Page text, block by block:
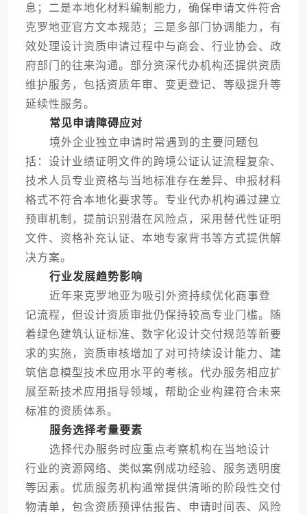
息；二是本地化材料编制能力，确保申请文件符合
克罗地亚官方文本规范；三是多部门协调能力，有
效处理设计资质申请过程中与商会、行业协会、政
府部门的往来沟通。部分资深代办机构还提供资质
维护服务，包括资质年审、变更登记、等级提升等
延续性服务。
常见申请障碍应对
境外企业独立申请时常遇到的主要问题包
括：设计业绩证明文件的跨境公证认证流程复杂、
技术人员专业资格与当地标准存在差异、申报材料
格式不符合本地化要求等。专业代办机构通过建立
预审机制，提前识别潜在风险点，采用替代性证明
文件、资格补充认证、本地专家背书等方式提供解
决方案。
行业发展趋势影响
近年来克罗地亚为吸引外资持续优化商事登
记流程，但设计资质审批仍保持较高专业门槛。随
着绿色建筑认证标准、数字化设计交付规范等新要
求的实施，资质审核增加了对可持续设计能力、建
筑信息模型技术应用水平的考核。代办服务相应扩
展至新技术应用指导领域，帮助企业构建符合未来
标准的资质体系。
服务选择考量要素
选择代办服务时应重点考察机构在当地设计
行业的资源网络、类似案例成功经验、服务透明度
等因素。优质服务机构通常提供清晰的阶段性交付
物清单，包含资质预评估报告、申请时间表、风险